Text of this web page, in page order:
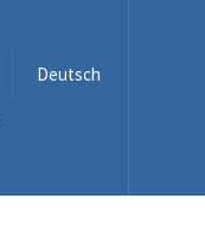
Deutsch